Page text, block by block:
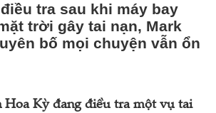
tra sau khi máy bay
trời gây tai nạn, Mark
bố mọi chuyện vẫn ổn
Hoa Kỳ đang điều tra một vụ tai